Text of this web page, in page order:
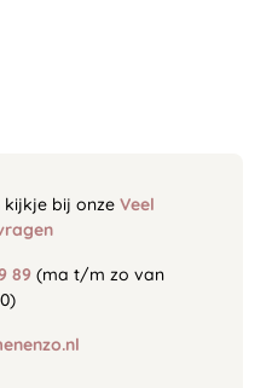
kijkje bij onze Veel
89 (ma t/m zo van